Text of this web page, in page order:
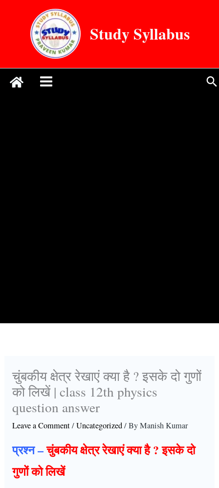
Study Syllabus
चुंबकीय क्षेत्र रेखाएं क्या है ? इसके दो गुणों
को लिखें | class 12th physics
question answer
Leave a Comment/Uncategorized/ ByManish Kumar
प्रश्न –चुंबकीय क्षेत्र रेखाएं क्या है ? इसके दो
गुणों को लिखें